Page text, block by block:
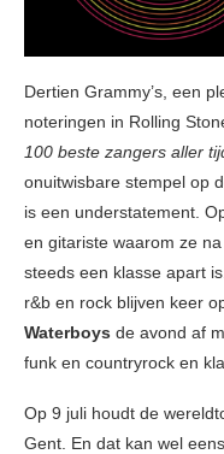
Dertien Grammy’s, een
noteringen in Rolling
100 beste zangers aller
onuitwisbare stempel op
is een understatement.
en gitariste waarom ze
steeds een klasse apart
r&b en rock blijven keer
Waterboys de avond af
funk en countryrock en
Op 9 juli houdt de
Gent. En dat kan wel